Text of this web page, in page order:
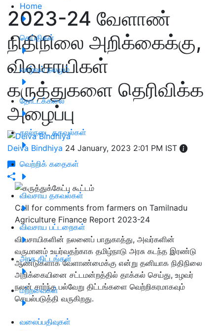
Home
செய்திகள்
வாழ்வும் நலமும்
தோட்டக்கலை
கால்நடை தகவல்கள்
வெற்றிக் கதைகள்
விவசாய தகவல்கள்
விவசாய பட்டறைகள்
அரசு திட்டங்கள்
மற்றவைகள்
வலைப்பதிவுகள்
2023-24 வேளாண்
நிதிநிலை அறிக்கைக்கு,
விவசாயிகள்
கருத்துகளை தெரிவிக்க
அழைப்பு
Deiva Bindhiya 24 January, 2023 2:01 PM IST
Call for comments from farmers on Tamilnadu
Agriculture Finance Report 2023-24
விவசாயிகளின் நலனைப் பாதுகாத்து, அவர்களின்
வருமானம் உயர்வதற்காக தமிழ்நாடு அரசு கடந்த இரண்டு
ஆண்டுகளாக வேளாண்மைக்கு என்று தனியாக நிதிநிலை
அறிக்கையினை சட்டமன்றத்தில் தாக்கல் செய்து, உழவர்
நலன் சார்ந்த பல்வேறு திட்டங்களை வெற்றிகரமாகவும்
செயல்படுத்தி வருகிறது.